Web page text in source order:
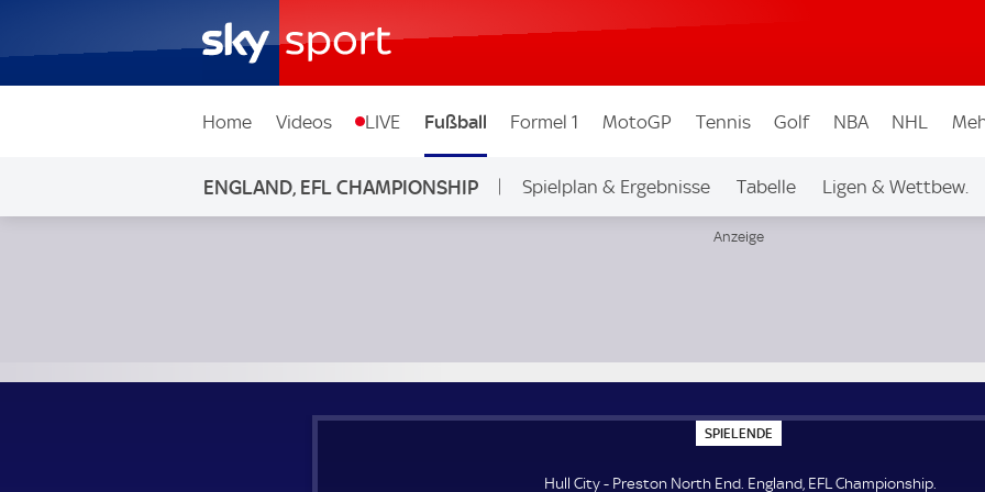
Home Videos LIVE Fußball Formel 1 MotoGP Tennis Golf NBA NHL
ENGLAND, EFL CHAMPIONSHIP Spielplan & Ergebnisse Tabelle Ligen & Wettbew.
SPIELENDE
P
E
Hull City - Preston North End. England, EFL Championship.